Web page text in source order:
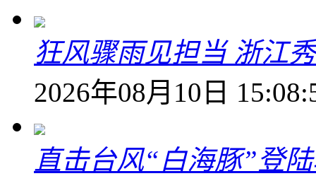
狂风骤雨见担当 浙江
2026年08月10日
直击台风“白海豚”登